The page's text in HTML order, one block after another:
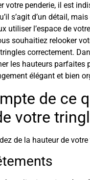
votre penderie, il est
s’agit d’un détail,
utiliser l’espace de
souhaitiez relooker
correctement.
les hauteurs parfaites
élégant et bien
de ce
votre
de la hauteur de